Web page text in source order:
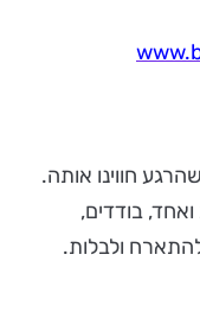
חווינו אותה.
בודדים,
ולבלות.